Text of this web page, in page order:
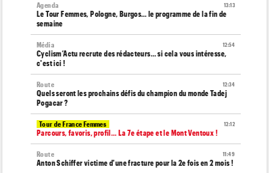
13:13
Agenda
Le Tour Femmes, Pologne, Burgos… le programme de la fin de
semaine
12:54
Média
Cyclism’Actu recrute des rédacteurs… si cela vous intéresse,
c'est ici !
12:34
Route
Quels seront les prochains défis du champion du monde Tadej
Pogacar ?
12:12
Tour de France Femmes
Parcours, favoris, profil… La 7e étape et le Mont Ventoux !
11:49
Route
Anton Schiffer victime d'une fracture pour la 2e fois en 2 mois !